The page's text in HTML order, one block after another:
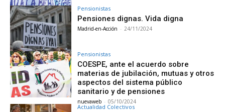
Pensionistas
Pensiones dignas. Vida digna
Madrid-en-Acción - 24/11/2024
Pensionistas
COESPE, ante el acuerdo sobre
materias de jubilación, mutuas y otros
aspectos del sistema público
sanitario y de pensiones
nuevaweb - 05/10/2024
Actualidad Colectivos